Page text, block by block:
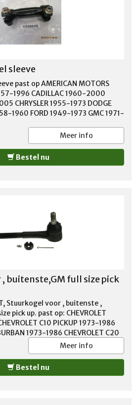
sleeve
past op AMERICAN MOTORS
1996 CADILLAC 1960-2000
CHRYSLER 1955-1973 DODGE
1960 FORD 1949-1973 GMC 1971-
1939-2001 PLYMOUTH 1955-
Meer info
Bestel nu
buitenste,GM full size pick
Stuurkogel voor , buitenste ,
pick up. past op: CHEVROLET
C10 PICKUP 1973-1986
1973-1986 CHEVROLET C20
C20 SUBURBAN 1971-
PICKUP 1971-1986 CHEVROLET G10
G20 1971-1982 CHEVROLET G30
K5 BLAZER 1976-1982
Meer info
Bestel nu